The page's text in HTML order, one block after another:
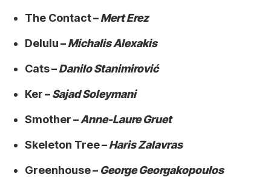
The Contact–Mert Erez
Delulu–Michalis Alexakis
Cats–Danilo Stanimirović
Ker–Sajad Soleymani
Smother–Anne-Laure Gruet
Skeleton Tree–Haris Zalavras
Greenhouse– George Georgakopoulos